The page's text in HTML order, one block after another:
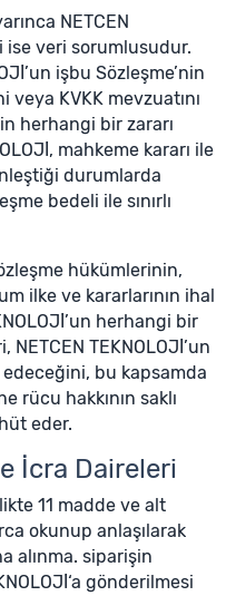
NETCEN
ise veri sorumlusudur.
işbu Sözleşme’nin
KVKK mevzuatını
herhangi bir zararı
mahkeme kararı ile
durumlarda
bedeli ile sınırlı
hükümlerinin,
ilke ve kararlarının ihal
herhangi bir
TEKNOLOJİ’un
edeceğini, bu kapsamda
rücu hakkının saklı
eder.
İcra Daireleri
11 madde ve alt
okunup anlaşılarak
alınma. siparişin
gönderilmesi